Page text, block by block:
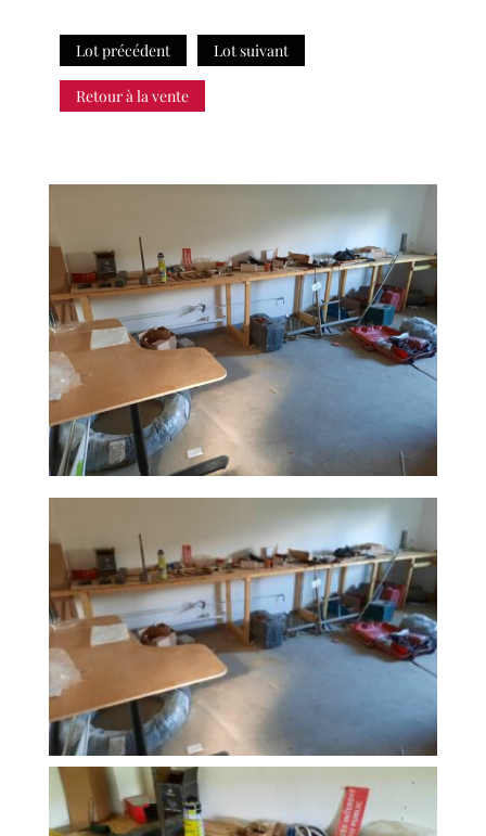
Lot précédent Lot suivant
Retour à la vente